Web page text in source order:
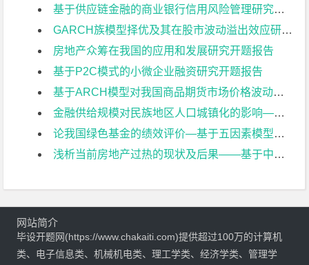
基于供应链金融的商业银行信用风险管理研究开题报告
GARCH族模型择优及其在股市波动溢出效应研究开题报告
房地产众筹在我国的应用和发展研究开题报告
基于P2C模式的小微企业融资研究开题报告
基于ARCH模型对我国商品期货市场价格波动性分析开题报告
金融供给规模对民族地区人口城镇化的影响——以广西为例开题报告
论我国绿色基金的绩效评价—基于五因素模型与夏普指数开题报告
浅析当前房地产过热的现状及后果——基于中日对比的视角开题报告
网站简介
毕设开题网(https://www.chakaiti.com)提供超过100万的计算机
类、电子信息类、机械机电类、理工学类、经济学类、管理学